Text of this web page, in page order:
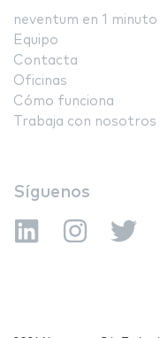
neventum en 1 minuto
Equipo
Contacta
Oficinas
Cómo funciona
Trabaja con nosotros
Síguenos